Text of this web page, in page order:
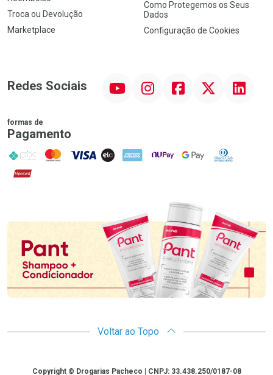
Troca ou Devolução
Marketplace
Como Protegemos os Seus
Dados
Configuração de Cookies
Redes Sociais InstagramFacebook Linkedin
formas de
Pagamento
PIX MasterCard
VISA ELO AMEX NuPay Google PayDiners Club
Hipercard
Promoção em Destaque
Voltar ao Topo
CopyrightCopyright © Drogarias Pacheco | CNPJ: 33.438.250/0187-08